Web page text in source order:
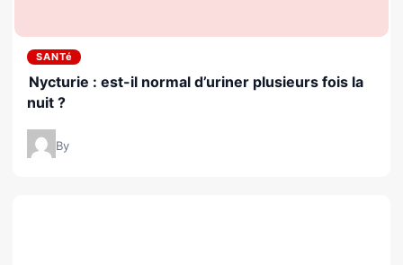
SANTé
Nycturie : est-il normal d’uriner plusieurs fois la
nuit ?
By